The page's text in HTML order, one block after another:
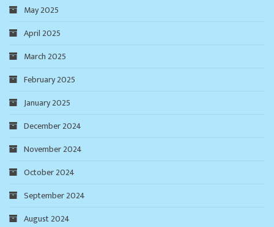
May 2025
April 2025
March 2025
February 2025
January 2025
December 2024
November 2024
October 2024
September 2024
August 2024